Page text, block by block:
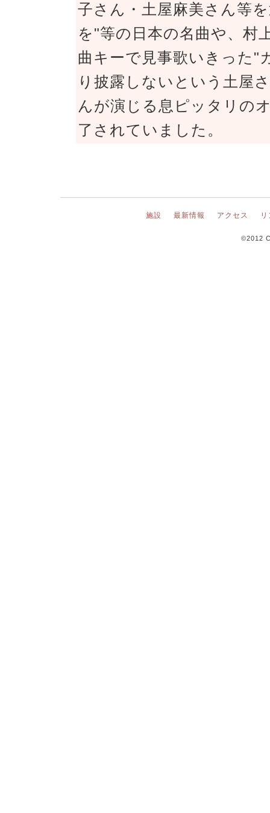
子さん・土屋麻美さん等
を"等の日本の名曲や、村
曲キーで見事歌いきった"
り披露しないという土屋
んが演じる息ピッタリの
了されていました。
施設 最新情報 アクセス
©2012